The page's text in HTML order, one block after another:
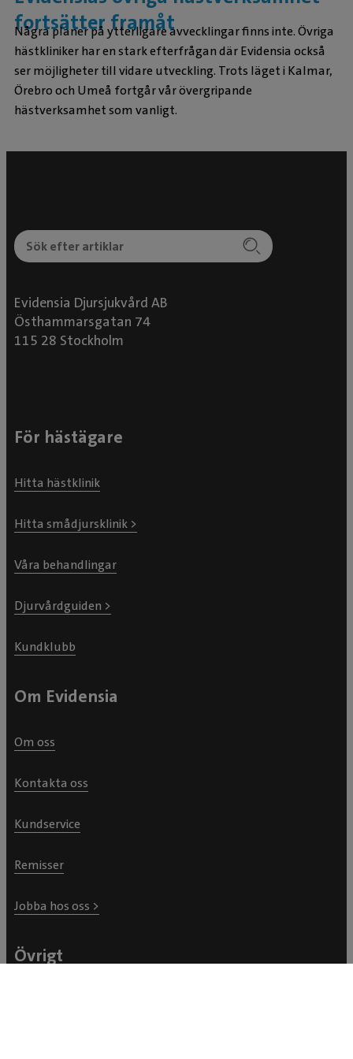
fortsätter framåt
Några planer på ytterligare avvecklingar finns inte. Övriga
hästkliniker har en stark efterfrågan där Evidensia också
ser möjligheter till vidare utveckling. Trots läget i Kalmar,
Örebro och Umeå fortgår vår övergripande
hästverksamhet som vanligt.
Evidensia Djursjukvård AB
Östhammarsgatan 74
115 28 Stockholm
För hästägare
Hitta hästklinik
Hitta smådjursklinik >
Våra behandlingar
Djurvårdguiden >
Kundklubb
Om Evidensia
Om oss
Kontakta oss
Kundservice
Remisser
Jobba hos oss >
Övrigt